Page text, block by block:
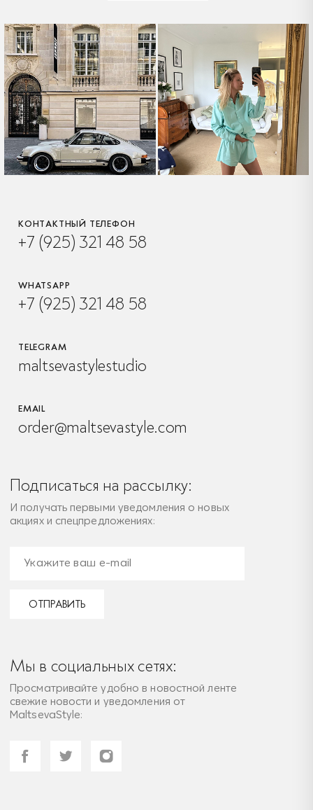
КОНТАКТНЫЙ ТЕЛЕФОН
+7 (925) 321 48 58
WHATSAPP
+7 (925) 321 48 58
TELEGRAM
maltsevastylestudio
EMAIL
order@maltsevastyle.com
Подписаться на рассылку:
И получать первыми уведомления о новых
акциях и спецпредложениях:
ОТПРАВИТЬ
Мы в социальных сетях:
Просматривайте удобно в новостной ленте
свежие новости и уведомления от
MaltsevaStyle: